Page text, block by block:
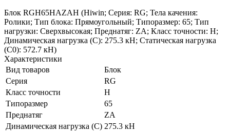
Блок RGH65HAZAH (Hiwin; Серия: RG; Тела качения:
Ролики; Тип блока: Прямоугольный; Типоразмер: 65; Тип
нагрузки: Сверхвысокая; Преднатяг: ZA; Класс точности: H;
Динамическая нагрузка (C): 275.3 кН; Статическая нагрузка
(C0): 572.7 кН)
Характеристики
Вид товаров
Блок
Серия
RG
Класс точности
H
Типоразмер
65
Преднатяг
ZA
Динамическая нагрузка (C) 275.3 кН